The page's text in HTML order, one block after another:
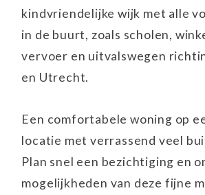
kindvriendelijke wijk met alle
in de buurt, zoals scholen,
vervoer en uitvalswegen
en Utrecht.
Een comfortabele woning op
locatie met verrassend veel
Plan snel een bezichtiging en
mogelijkheden van deze fijne